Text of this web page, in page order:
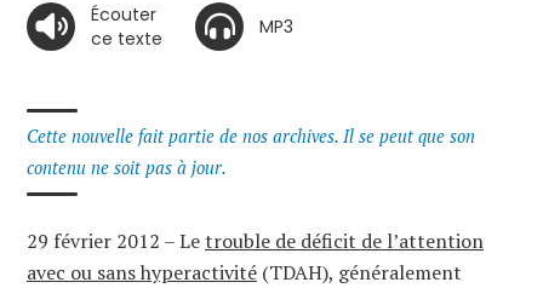
Écouter
ce texte
MP3
Cette nouvelle fait partie de nos archives. Il se peut que son
contenu ne soit pas à jour.
29 février 2012 – Letrouble de déficit de l’attention
avec ou sans hyperactivité (TDAH), généralement